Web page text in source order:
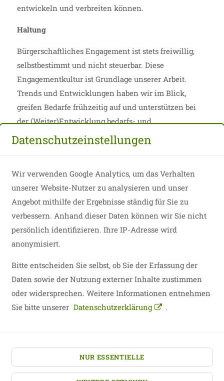
entwickeln und verbreiten können.
Haltung
Bürgerschaftliches Engagement ist stets freiwillig,
selbstbestimmt und nicht steuerbar. Diese
Engagementkultur ist Grundlage unserer Arbeit.
Trends und Entwicklungen haben wir im Blick,
greifen Bedarfe frühzeitig auf und unterstützen bei
der (Weiter)Entwicklung bedarfs- und
zielgruppenspezifischer Angebote.
Wirkungsorientiertes Arbeiten, ein
sektorenübergreifender Austausch, das Lernen von-
und miteinander sowie die Weiterentwicklung
unserer Fach- und Methodenkompetenz sind für uns
von zentraler Bedeutung. Wir arbeiten zuverlässig,
transparent, zielgruppen- und bedarfsorientiert und
setzen die uns zur Verfügung stehenden Ressourcen
wirtschaftlich und verantwortungsbewusst ein.
Möglichkeiten einbringen und sein
gesellschaftliches Umfeld mitgestalten können. Wir
Datenschutzeinstellungen
Wir verwenden Google Analytics, um das Verhalten
unserer Website-Nutzer zu analysieren und unser
Angebot mithilfe der Ergebnisse ständig für Sie zu
verbessern. Anhand dieser Daten können wir Sie nicht
persönlich identifizieren. Ihre IP-Adresse wird
anonymisiert.
Bitte entscheiden Sie selbst, ob Sie der Erfassung der
Daten sowie der Nutzung externer Inhalte zustimmen
oder widersprechen. Weitere Informationen entnehmen
Sie bitte unserer Datenschutzerklärung .
NUR ESSENTIELLE